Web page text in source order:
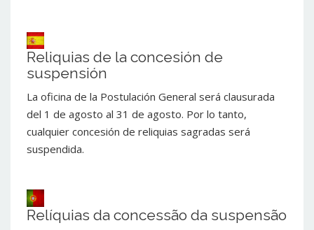
Reliquias de la concesión de
suspensión
La oficina de la Postulación General será clausurada
del 1 de agosto al 31 de agosto. Por lo tanto,
cualquier concesión de reliquias sagradas será
suspendida.
Relíquias da concessão da suspensão